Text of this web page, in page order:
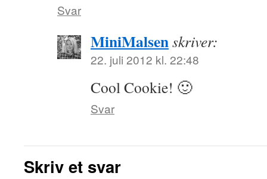
Svar
MiniMalsenskriver:
22. juli 2012 kl. 22:48
Cool Cookie! 🙂
Svar
Skriv et svar